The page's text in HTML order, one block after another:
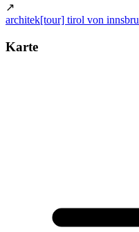
↗
architek[tour] tirol von
Karte